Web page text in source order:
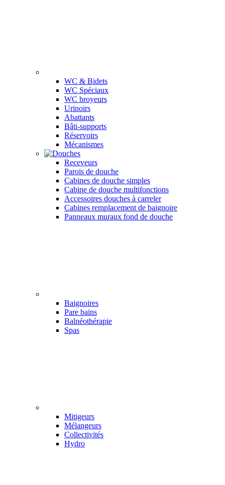
WC & Bidets
WC Spéciaux
WC broyeurs
Urinoirs
Abattants
Bâti-supports
Réservoirs
Mécanismes
Receveurs
Parois de douche
Cabines de douche simples
Cabine de douche multifonctions
Accessoires douches à carreler
Cabines remplacement de baignoire
Panneaux muraux fond de douche
Baignoires
Pare bains
Balnéothérapie
Spas
Mitigeurs
Mélangeurs
Collectivités
Hydro